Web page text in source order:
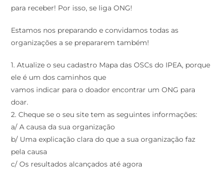
para receber! Por isso, se liga ONG!
Estamos nos preparando e convidamos todas as
organizações a se prepararem também!
1. Atualize o seu cadastro Mapa das OSCs do IPEA, porque
ele é um dos caminhos que
vamos indicar para o doador encontrar um ONG para
doar.
2. Cheque se o seu site tem as seguintes informações:
a/ A causa da sua organização
b/ Uma explicação clara do que a sua organização faz
pela causa
c/ Os resultados alcançados até agora